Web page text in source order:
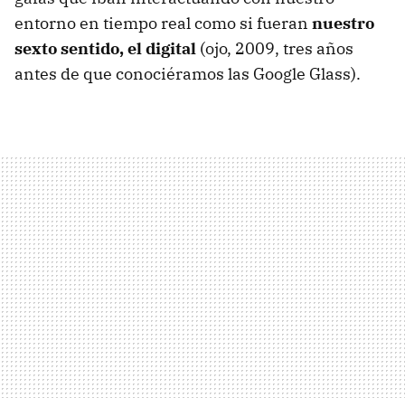
entorno en tiempo real como si fueran nuestro
sexto sentido, el digital (ojo, 2009, tres años
antes de que conociéramos las Google Glass).